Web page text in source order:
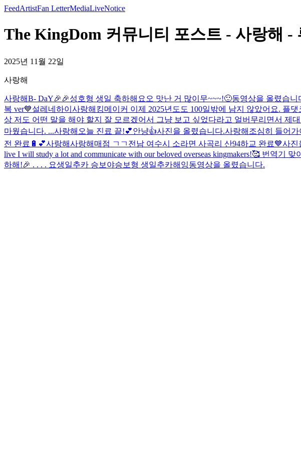
FeedArtistFan LetterMediaLiveNotice
The KingDom 커뮤니티 포스트 - 사랑해 -
2025년 11월 22일
사랑해
사랑해B- DaY🎉🎉성호형 생일 축하해요오 맛난 거 많이무~~~!🙂동영상을 올렸습니
복 ver💙설레네 하이 사랑해 킹메이커 이제 2025년도도 100일밖에 남지 않았어요. 플
상 저도 어떤 말을 해야 할지 잘 모르겠어서 그냥 보고 싶었다라고 얼버무리면서 제
마웠습니다. ...사랑해 오늘 진료 끝!💕안냥👍사진을 올렸습니다.사랑해 조심히 들어가
전 완료🔋💕사랑해사랑해 매점 ㄱㄱ 전남 여수시 소라면 사곡리 산94하교 완료💙사진
live I will study a lot and communicate with our beloved overseas kingmakers!🥰 번역기 맞
하해!🎉 . . . . 요생일추카 승보야승보형 생일추카해잉동영상을 올렸습니다.